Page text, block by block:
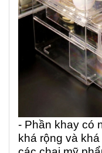
- Phần khay có
khá rộng và